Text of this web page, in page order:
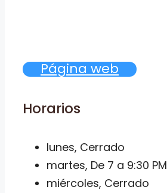
Página web
Horarios
lunes, Cerrado
martes, De 7 a 9:30 PM
miércoles, Cerrado